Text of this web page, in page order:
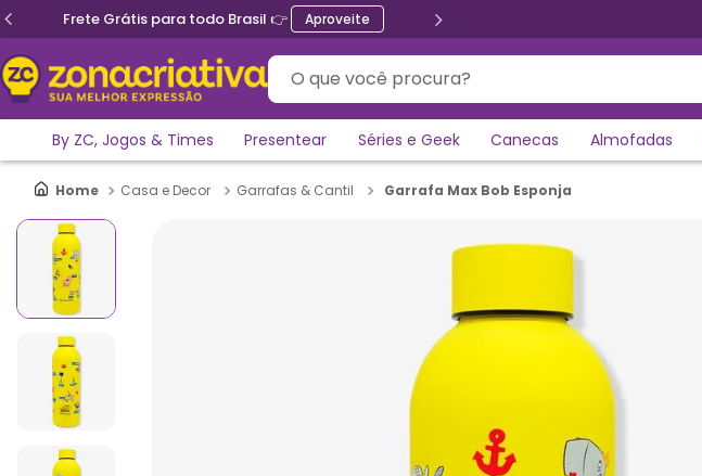
Frete Grátis para todo Brasil 👉 Aproveite
O que você procura?
By ZC, Jogos & Times Presentear Séries e Geek Canecas Almofadas
Casa e Decor Garrafas & Cantil Garrafa Max Bob Esponja